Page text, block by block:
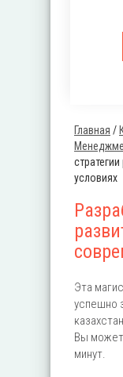
Вы
Главная /
условиях
Эта
успешно
Вы
минут.